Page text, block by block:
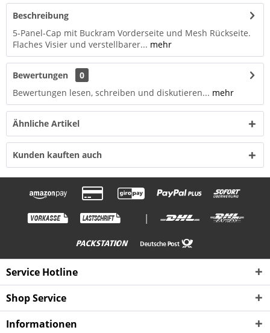
Beschreibung
5-Panel-Cap mit Buckram Vorderseite und Mesh Rückseite.
Flaches Visier und verstellbarer... mehr
Bewertungen
0
Bewertungen lesen, schreiben und diskutieren... mehr
Ähnliche Artikel
Kunden kauften auch
|
Service Hotline
Shop Service
Informationen